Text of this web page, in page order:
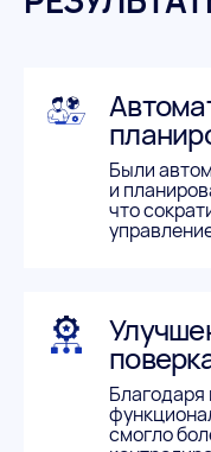
Были
и
что
смогло